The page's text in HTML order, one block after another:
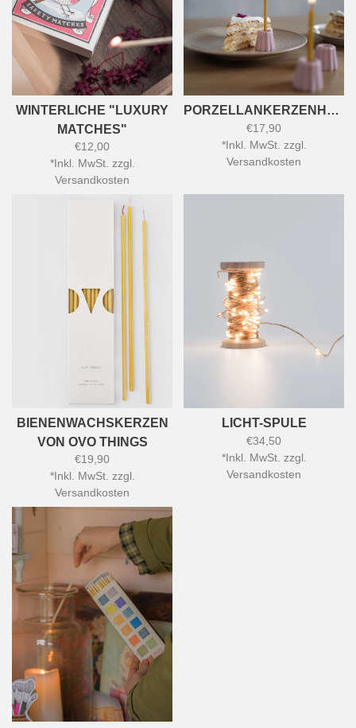
WINTERLICHE "LUXURY
MATCHES"
€12,00
*Inkl. MwSt. zzgl.
Versandkosten
PORZELLANKERZENHALTER
€17,90
*Inkl. MwSt. zzgl.
Versandkosten
BIENENWACHSKERZEN
VON OVO THINGS
€19,90
*Inkl. MwSt. zzgl.
Versandkosten
LICHT-SPULE
€34,50
*Inkl. MwSt. zzgl.
Versandkosten